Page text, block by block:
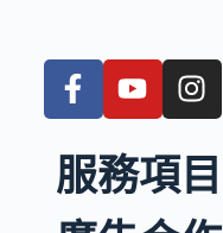
服務項目